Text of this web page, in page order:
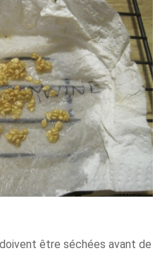
être séchées avant de